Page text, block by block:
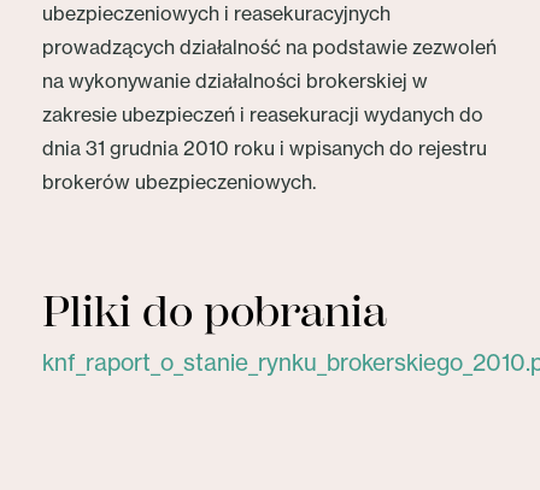
ubezpieczeniowych i reasekuracyjnych
prowadzących działalność na podstawie zezwoleń
na wykonywanie działalności brokerskiej w
zakresie ubezpieczeń i reasekuracji wydanych do
dnia 31 grudnia 2010 roku i wpisanych do rejestru
brokerów ubezpieczeniowych.
Pliki do pobrania